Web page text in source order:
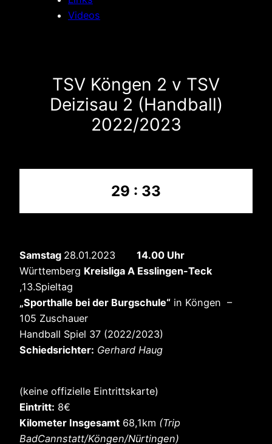
Videos
TSV Köngen 2 v TSV
Deizisau 2 (Handball)
2022/2023
29 : 33
Samstag 28.01.2023 14.00 Uhr
Württemberg Kreisliga A Esslingen-Teck
,13.Spieltag
„Sporthalle bei der Burgschule“ in Köngen –
105 Zuschauer
Handball Spiel 37 (2022/2023)
Schiedsrichter: Gerhard Haug
(keine offizielle Eintrittskarte)
Eintritt: 8€
Kilometer Insgesamt 68,1km (Trip
BadCannstatt/Köngen/Nürtingen)